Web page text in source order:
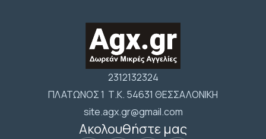
2312132324
ΠΛΑΤΩΝΟΣ 1 Τ.Κ. 54631 ΘΕΣΣΑΛΟΝΙΚΗ
site.agx.gr@gmail.com
Ακολουθήστε μας